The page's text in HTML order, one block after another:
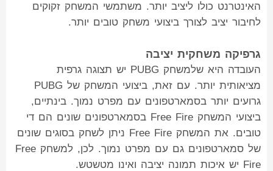
האינטרנט כולו ליציב יותר. משתמשי המשחק זקוקים
לחיבור יציב לצורך ביצועי משחק טובים יותר.
גרפיקה משחקית יציבה
העובדה היא שלמשחק PUBG יש תצוגה גרפית
מציאותית יותר. עם זאת, ביצועי המשחק של PUBG
גרועים יותר בסמארטפונים עם מפרט נמוך. בינתיים,
ביצועי המשחק Free Fire בסמארטפונים שונים הם די
טובים. את המשחק Free Fire ניתן לשחק בסוגים שונים
של סמארטפונים גם עם מפרט נמוך. לכן, למשחק Free
Fire יש איכות תמונה יציבה ואינו מטשטש.